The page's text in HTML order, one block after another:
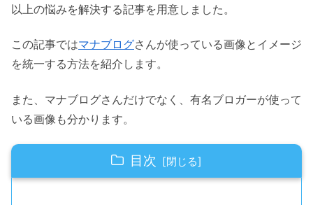
以上の悩みを解決する記事を用意しました。
この記事ではマナブログさんが使っている画像とイメージ
を統一する方法を紹介します。
また、マナブログさんだけでなく、有名ブロガーが使って
いる画像も分かります。
目次